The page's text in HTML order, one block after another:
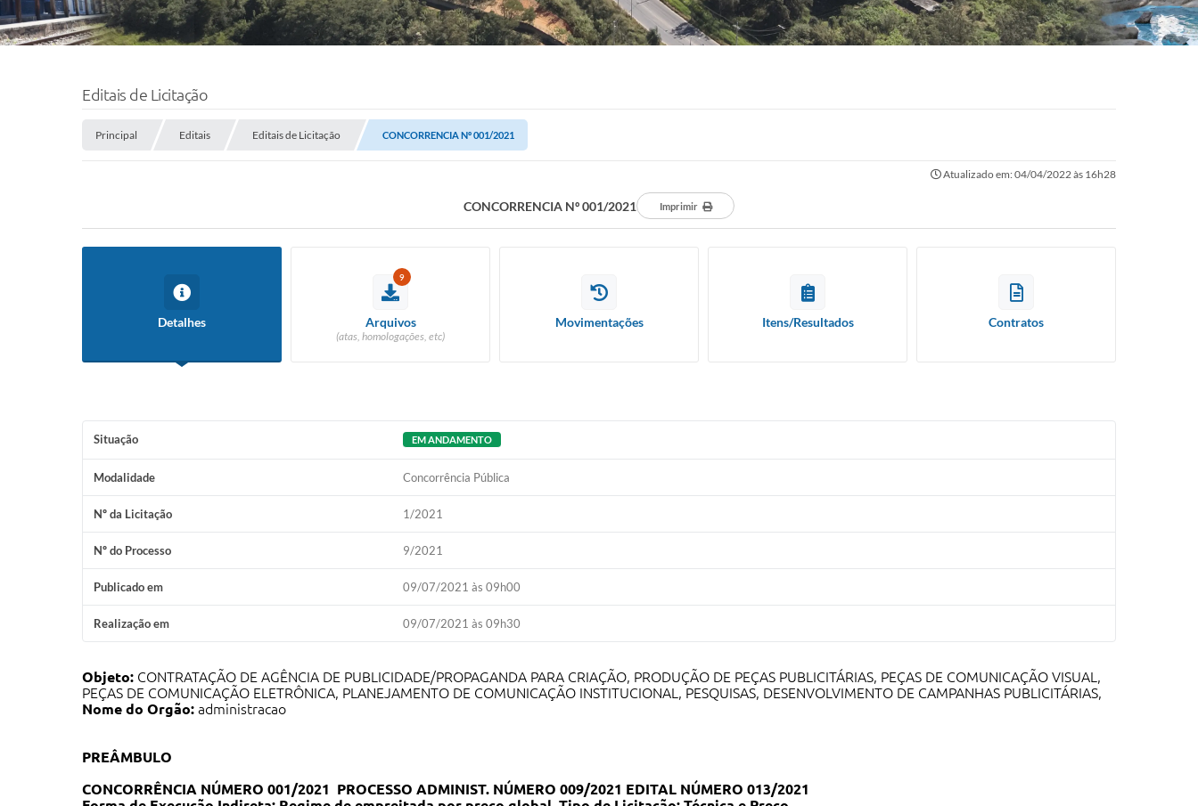
Editais de Licitação
Principal Editais Editais de Licitação CONCORRENCIA Nº 001/2021
Atualizado em: 04/04/2022 às 16h28
CONCORRENCIA Nº 001/2021 Imprimir
Detalhes
9
Arquivos
(atas, homologações, etc)
Movimentações Itens/Resultados Contratos
Situação EM ANDAMENTO
Modalidade Concorrência Pública
Nº da Licitação 1/2021
Nº do Processo 9/2021
Publicado em 09/07/2021 às 09h00
Realização em 09/07/2021 às 09h30
Objeto: CONTRATAÇÃO DE AGÊNCIA DE PUBLICIDADE/PROPAGANDA PARA CRIAÇÃO, PRODUÇÃO DE PEÇAS PUBLICITÁRIAS, PEÇAS DE COMUNICAÇÃO VISUAL,
PEÇAS DE COMUNICAÇÃO ELETRÔNICA, PLANEJAMENTO DE COMUNICAÇÃO INSTITUCIONAL, PESQUISAS, DESENVOLVIMENTO DE CAMPANHAS PUBLICITÁRIAS,
Nome do Orgão: administracao
PREÂMBULO
CONCORRÊNCIA NÚMERO 001/2021 PROCESSO ADMINIST. NÚMERO 009/2021 EDITAL NÚMERO 013/2021